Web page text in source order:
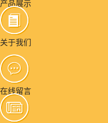
产品展示
关于我们
在线留言